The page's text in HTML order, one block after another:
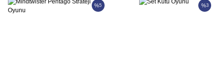
%5 %3